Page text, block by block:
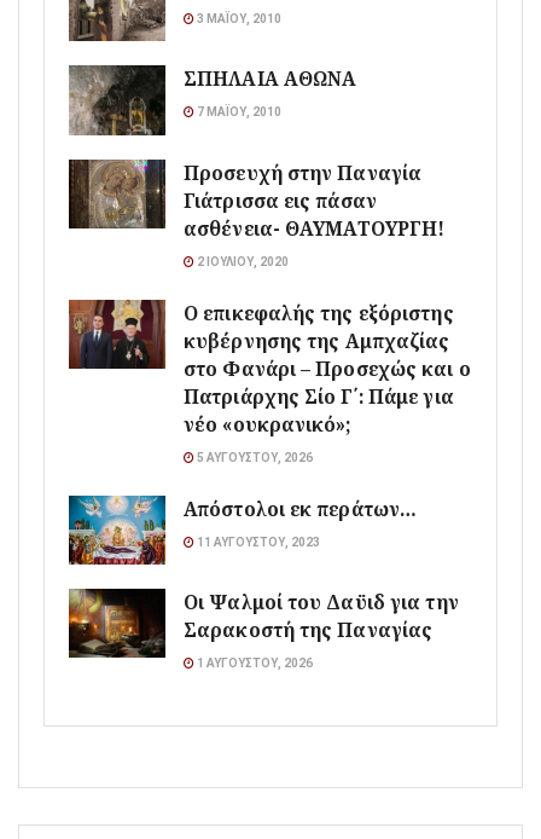
3 ΜΑΪ́ΟΥ, 2010
ΣΠΗΛΑΙΑ ΑΘΩΝΑ
7 ΜΑΪ́ΟΥ, 2010
Προσευχή στην Παναγία
Γιάτρισσα εις πάσαν
ασθένεια- ΘΑΥΜΑΤΟΥΡΓΗ!
2 ΙΟΥΛΊΟΥ, 2020
Ο επικεφαλής της εξόριστης
κυβέρνησης της Αμπχαζίας
στο Φανάρι – Προσεχώς και ο
Πατριάρχης Σίο Γ΄: Πάμε για
νέο «ουκρανικό»;
5 ΑΥΓΟΎΣΤΟΥ, 2026
Απόστολοι εκ περάτων…
11 ΑΥΓΟΎΣΤΟΥ, 2023
Οι Ψαλμοί του Δαϋιδ για την
Σαρακοστή της Παναγίας
1 ΑΥΓΟΎΣΤΟΥ, 2026